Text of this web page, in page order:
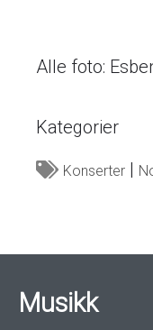
Alle foto:
Kategorier
Konserter
Musikk